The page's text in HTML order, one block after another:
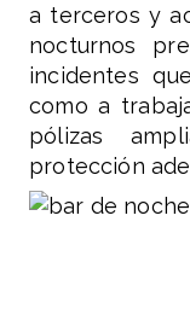
a terceros y
nocturnos
incidentes
como a
pólizas
protección